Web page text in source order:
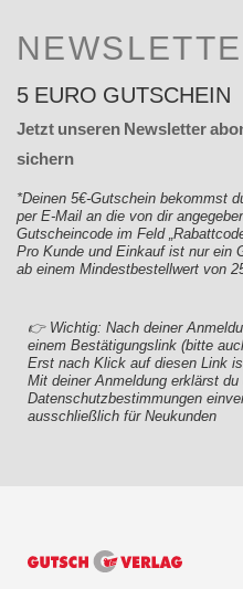
5 EURO GUTSCHEIN
Jetzt unseren Newsletter
sichern
*Deinen 5€-Gutschein bekommst
per E-Mail an die von dir
Gutscheincode im Feld
Pro Kunde und Einkauf ist nur ein
ab einem Mindestbestellwert von
👉 Wichtig: Nach deiner
einem Bestätigungslink (bitte
Erst nach Klick auf diesen Link
Mit deiner Anmeldung erklärst
Datenschutzbestimmungen
ausschließlich für Neukunden